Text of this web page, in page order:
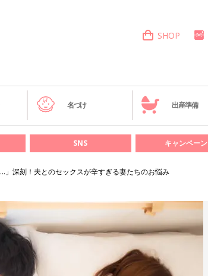
SHOP
名づけ 出産準備
SNS キャンペーン
」深刻！夫とのセックスが辛すぎる妻たちのお悩み